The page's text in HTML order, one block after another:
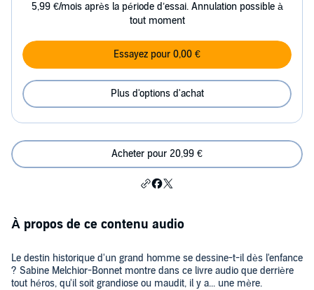
5,99 €/mois après la période d’essai. Annulation possible à
tout moment
Essayez pour 0,00 €
Plus d'options d'achat
Acheter pour 20,99 €
À propos de ce contenu audio
Le destin historique d'un grand homme se dessine-t-il dès l'enfance
? Sabine Melchior-Bonnet montre dans ce livre audio que derrière
tout héros, qu'il soit grandiose ou maudit, il y a... une mère.